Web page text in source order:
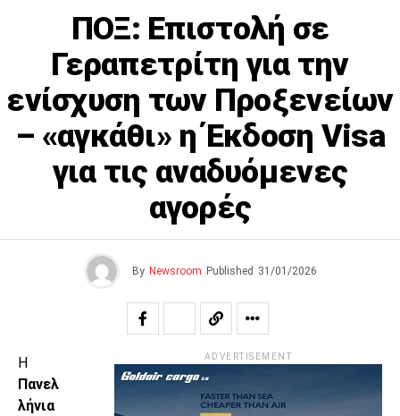
ΠΟΞ: Επιστολή σε
Γεραπετρίτη για την
ενίσχυση των Προξενείων
– «αγκάθι» η Έκδοση Visa
για τις αναδυόμενες
αγορές
By Newsroom Published 31/01/2026
Η
Πανελ
λήνια
ADVERTISEMENT